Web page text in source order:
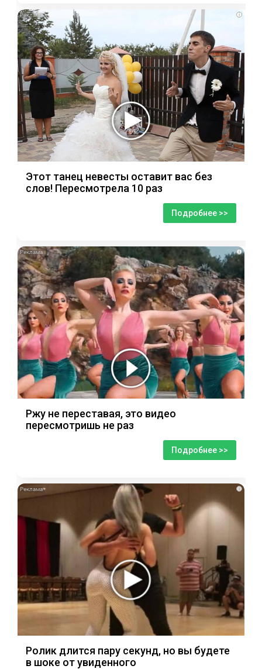
i
Этот танец невесты оставит вас без
слов! Пересмотрела 10 раз
Подробнее >>
i
Ржу не переставая, это видео
пересмотришь не раз
Подробнее >>
i
Ролик длится пару секунд, но вы будете
в шоке от увиденного